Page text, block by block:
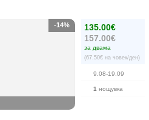
135.00€
157.00€
за двама
(67.50€ на човек/ден)
9.08-19.09
1 нощувка
-14%